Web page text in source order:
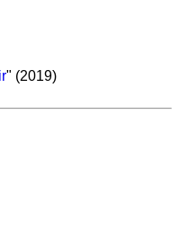
" (2019)